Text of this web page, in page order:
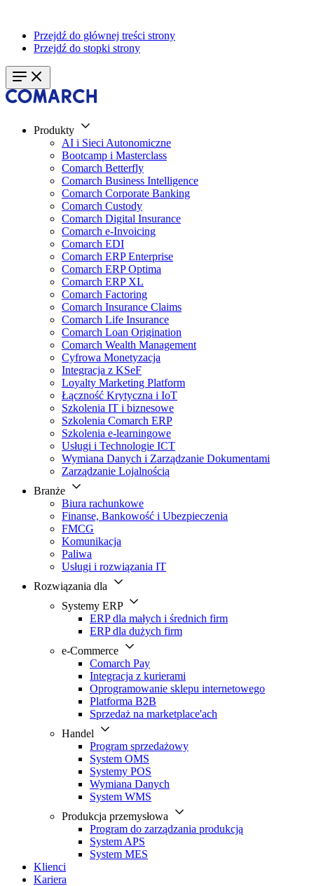
Przejdź do głównej treści strony
Przejdź do stopki strony
Produkty
AI i Sieci Autonomiczne
Bootcamp i Masterclass
Comarch Betterfly
Comarch Business Intelligence
Comarch Corporate Banking
Comarch Custody
Comarch Digital Insurance
Comarch e-Invoicing
Comarch EDI
Comarch ERP Enterprise
Comarch ERP Optima
Comarch ERP XL
Comarch Factoring
Comarch Insurance Claims
Comarch Life Insurance
Comarch Loan Origination
Comarch Wealth Management
Cyfrowa Monetyzacja
Integracja z KSeF
Loyalty Marketing Platform
Łączność Krytyczna i IoT
Szkolenia IT i biznesowe
Szkolenia Comarch ERP
Szkolenia e-learningowe
Usługi i Technologie ICT
Wymiana Danych i Zarządzanie Dokumentami
Zarządzanie Lojalnością
Branże
Biura rachunkowe
Finanse, Bankowość i Ubezpieczenia
FMCG
Komunikacja
Paliwa
Usługi i rozwiązania IT
Rozwiązania dla
Systemy ERP
ERP dla małych i średnich firm
ERP dla dużych firm
e-Commerce
Comarch Pay
Integracja z kurierami
Oprogramowanie sklepu internetowego
Platforma B2B
Sprzedaż na marketplace'ach
Handel
Program sprzedażowy
System OMS
Systemy POS
Wymiana Danych
System WMS
Produkcja przemysłowa
Program do zarządzania produkcją
System APS
System MES
Klienci
Kariera